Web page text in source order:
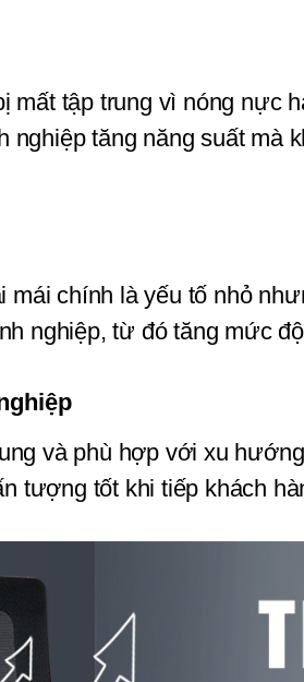
mất tập trung vì nóng nực
tăng năng suất mà
mái chính là yếu tố nhỏ
nghiệp, từ đó tăng mức
và phù hợp với xu
tượng tốt khi tiếp khách